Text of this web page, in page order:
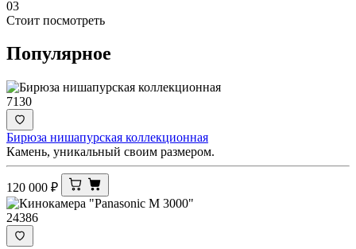
03
Стоит посмотреть
Популярное
7130
Бирюза нишапурская коллекционная
Камень, уникальный своим размером.
120 000 ₽
24386